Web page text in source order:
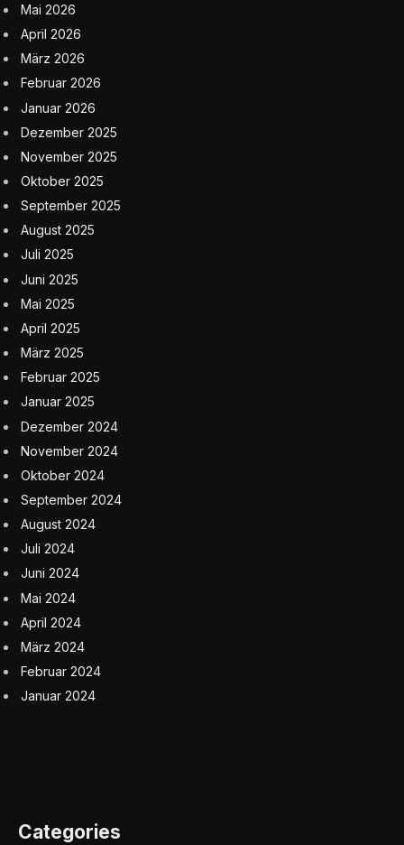
Mai 2026
April 2026
März 2026
Februar 2026
Januar 2026
Dezember 2025
November 2025
Oktober 2025
September 2025
August 2025
Juli 2025
Juni 2025
Mai 2025
April 2025
März 2025
Februar 2025
Januar 2025
Dezember 2024
November 2024
Oktober 2024
September 2024
August 2024
Juli 2024
Juni 2024
Mai 2024
April 2024
März 2024
Februar 2024
Januar 2024
Categories